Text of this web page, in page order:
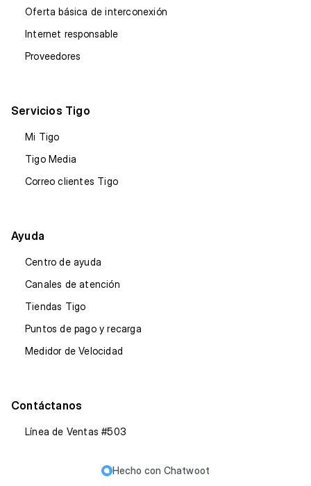
Oferta básica de interconexión
Internet responsable
Proveedores
Servicios Tigo
Mi Tigo
Tigo Media
Correo clientes Tigo
Ayuda
Centro de ayuda
Canales de atención
Tiendas Tigo
Puntos de pago y recarga
Medidor de Velocidad
Contáctanos
Línea de Ventas #503
Hecho con Chatwoot